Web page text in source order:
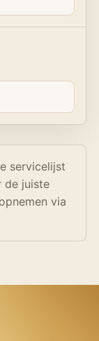
servicelijst
de juiste
via